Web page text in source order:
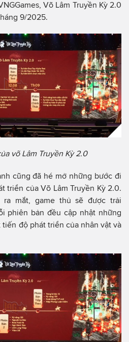
Võ Lâm Truyền Kỳ 2.0
9/2025.
võ Lâm Truyền Kỳ 2.0
cũng đã hé mở những bước đi
triển của Võ Lâm Truyền Kỳ 2.0.
mắt, game thủ sẽ được trải
phiên bản đều cập nhật những
độ phát triển của nhân vật và